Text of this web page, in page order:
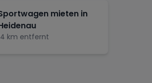
mieten in
km entfernt